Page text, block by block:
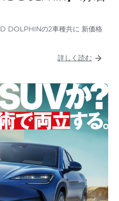
DOLPHINの2車種共に 新価格
詳しく読む